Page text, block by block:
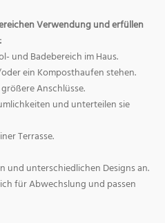
Verwendung und erfüllen
und Badebereich im Haus.
ein Komposthaufen stehen.
Anschlüsse.
und unterteilen sie
Terrasse.
und unterschiedlichen Designs an.
für Abwechslung und passen